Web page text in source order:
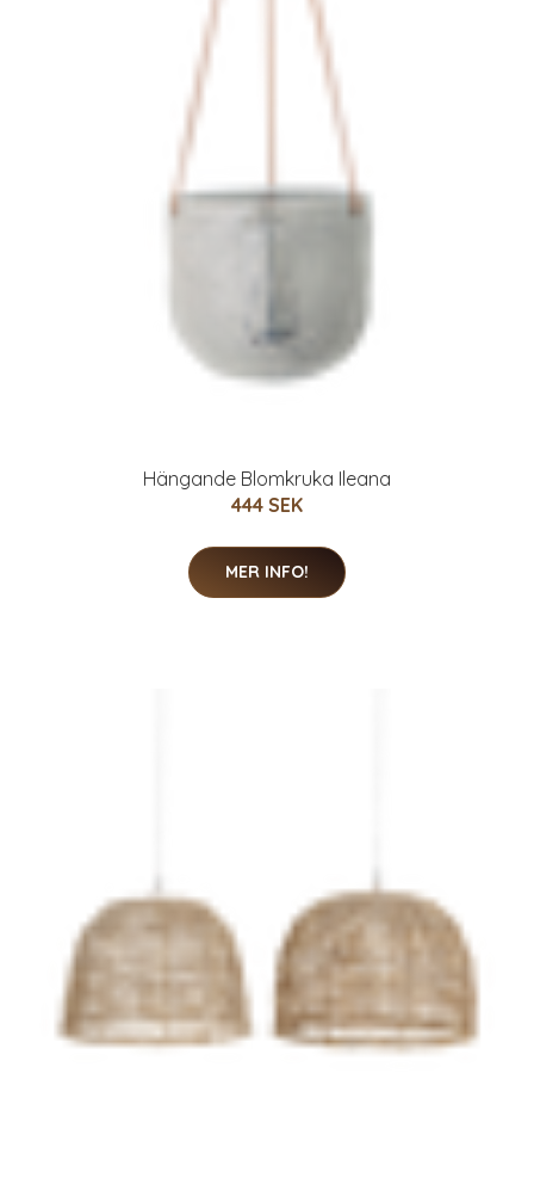
Hängande Blomkruka Ileana
444 SEK
MER INFO!